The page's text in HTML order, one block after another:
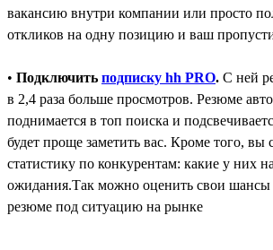
вакансию внутри компании или просто
откликов на одну позицию и ваш
• Подключить подписку hh PRO. C ней
в 2,4 раза больше просмотров. Резюме
поднимается в топ поиска и
будет проще заметить вас. Кроме того, вы
статистику по конкурентам: какие у них
ожидания.Так можно оценить свои шансы
резюме под ситуацию на рынке